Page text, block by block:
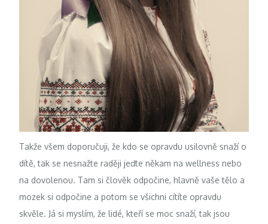
Takže všem doporučuji, že kdo se opravdu usilovně snaží o
dítě, tak se nesnažte raději jeďte někam na wellness nebo
na dovolenou. Tam si člověk odpočine, hlavně vaše tělo a
mozek si odpočine a potom se všichni cítíte opravdu
skvěle. Já si myslím, že lidé, kteří se moc snaží, tak jsou